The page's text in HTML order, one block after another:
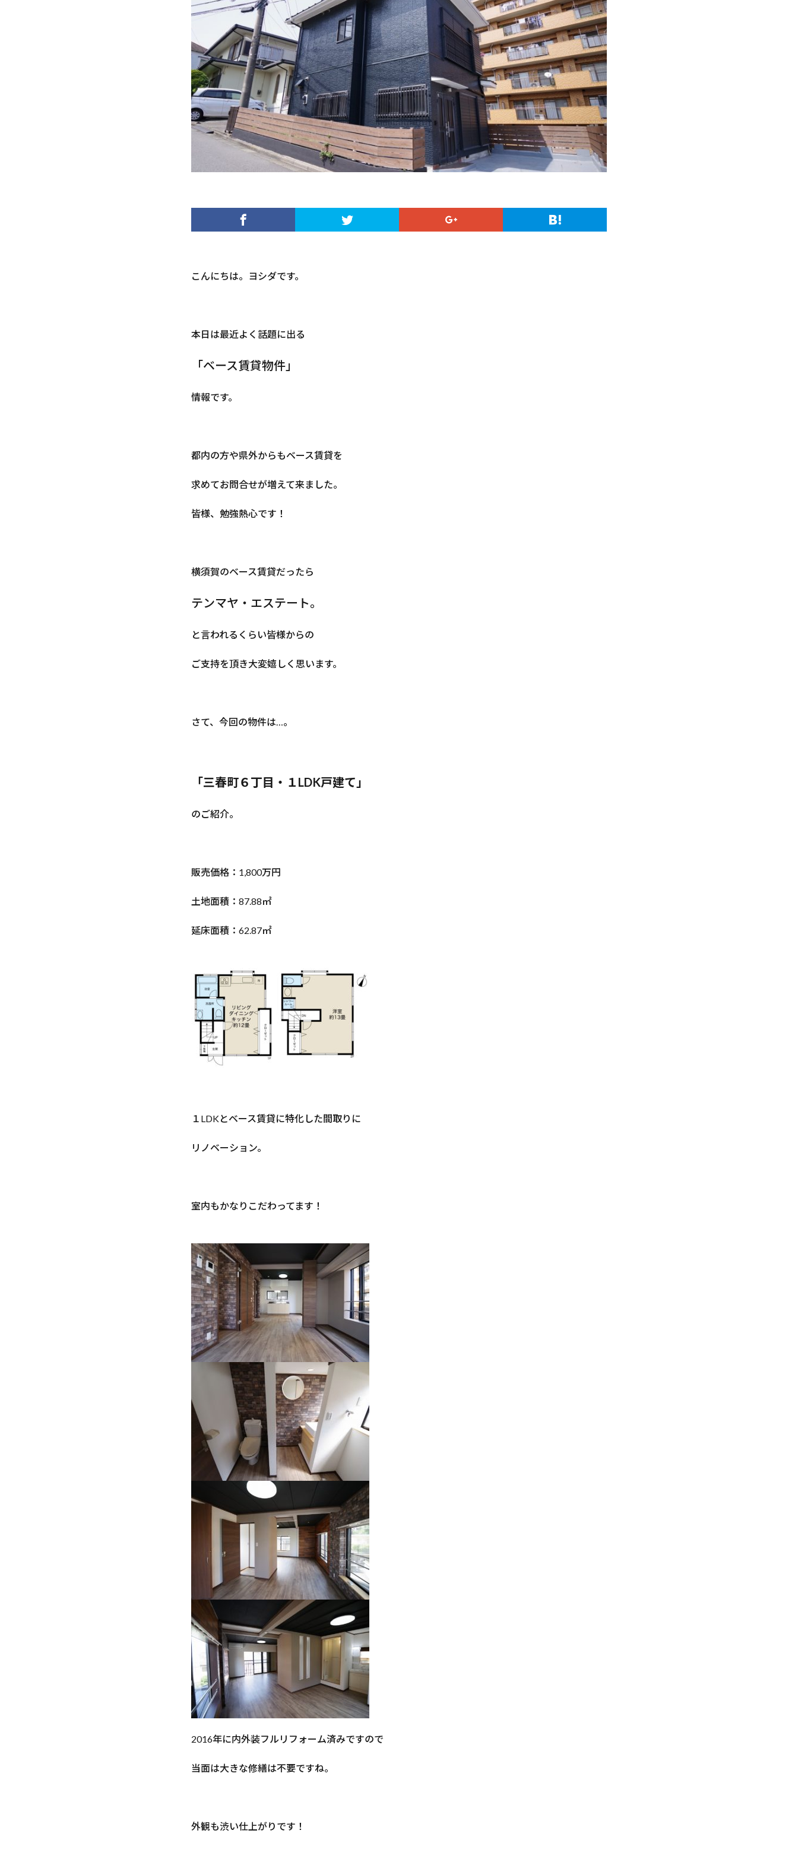
こんにちは。ヨシダです。
本日は最近よく話題に出る
「ベース賃貸物件」
情報です。
都内の方や県外からもベース賃貸を
求めてお問合せが増えて来ました。
皆様、勉強熱心です！
横須賀のベース賃貸だったら
テンマヤ・エステート。
と言われるくらい皆様からの
ご支持を頂き大変嬉しく思います。
さて、今回の物件は…。
「三春町６丁目・１LDK戸建て」
のご紹介。
販売価格：1,800万円
土地面積：87.88㎡
延床面積：62.87㎡
１LDKとベース賃貸に特化した間取りに
リノベーション。
室内もかなりこだわってます！
2016年に内外装フルリフォーム済みですので
当面は大きな修繕は不要ですね。
外観も渋い仕上がりです！